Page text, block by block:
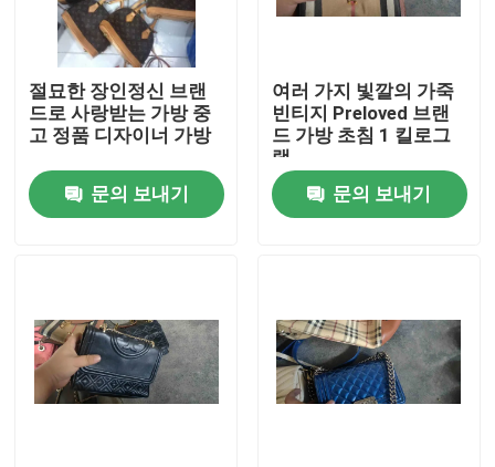
우리에 대하여
공장 여행
품질 관리
인용문을 요구하세요
사용 된 패션 의류
절묘한 장인정신 브랜
드로 사랑받는 가방 중
고 정품 디자이너 가방
문의 보내기
여러 가지 빛깔의 가죽
빈티지 Preloved 브랜
드 가방 초침 1 킬로그
램
문의 보내기